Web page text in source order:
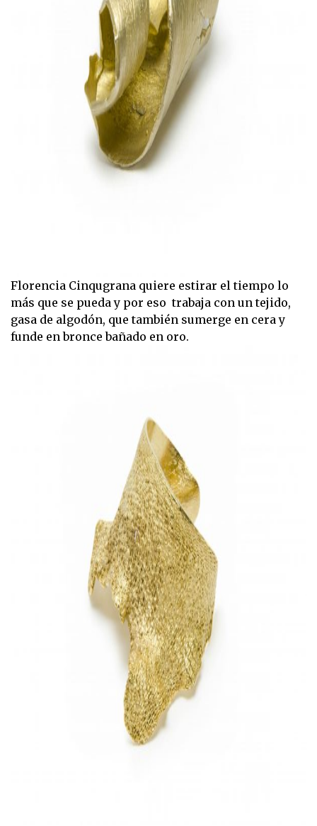
Florencia Cinqugrana quiere estirar el tiempo lo
más que se pueda y por eso trabaja con un tejido,
gasa de algodón, que también sumerge en cera y
funde en bronce bañado en oro.